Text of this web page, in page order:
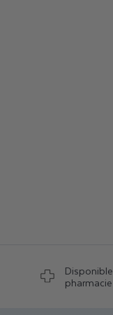
pharmacie